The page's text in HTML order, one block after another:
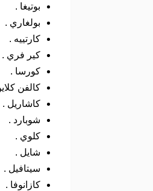
بوتيغا .
بولغاري .
كارتييه .
كير فري .
كورسا .
كالفن
كاشاريل .
شوبارد .
كلوي .
شايل .
سيتافيل .
كازانوفا .